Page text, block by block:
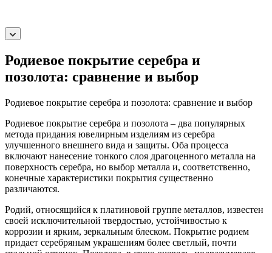
Родиевое покрытие серебра и
позолота: сравнение и выбор
Родиевое покрытие серебра и позолота: сравнение и выбор
Родиевое покрытие серебра и позолота – два популярных
метода придания ювелирным изделиям из серебра
улучшенного внешнего вида и защиты. Оба процесса
включают нанесение тонкого слоя драгоценного металла на
поверхность серебра, но выбор металла и, соответственно,
конечные характеристики покрытия существенно
различаются.
Родий, относящийся к платиновой группе металлов, известен
своей исключительной твердостью, устойчивостью к
коррозии и ярким, зеркальным блеском. Покрытие родием
придает серебряным украшениям более светлый, почти